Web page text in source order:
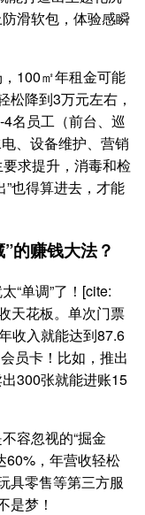
滑软包，体验感瞬
100㎡年租金可能
松降到3万元左右，
名员工（前台、巡
、设备维护、营销
求提升，消毒和检
也得算进去，才能
的赚钱大法？
“单调”了！[cite:
天花板。单次门票
收入就能达到87.6
员卡！比如，推出
300张就能进账15
容忽视的“掘金
60%，年营收轻松
具零售等第三方服
是梦！